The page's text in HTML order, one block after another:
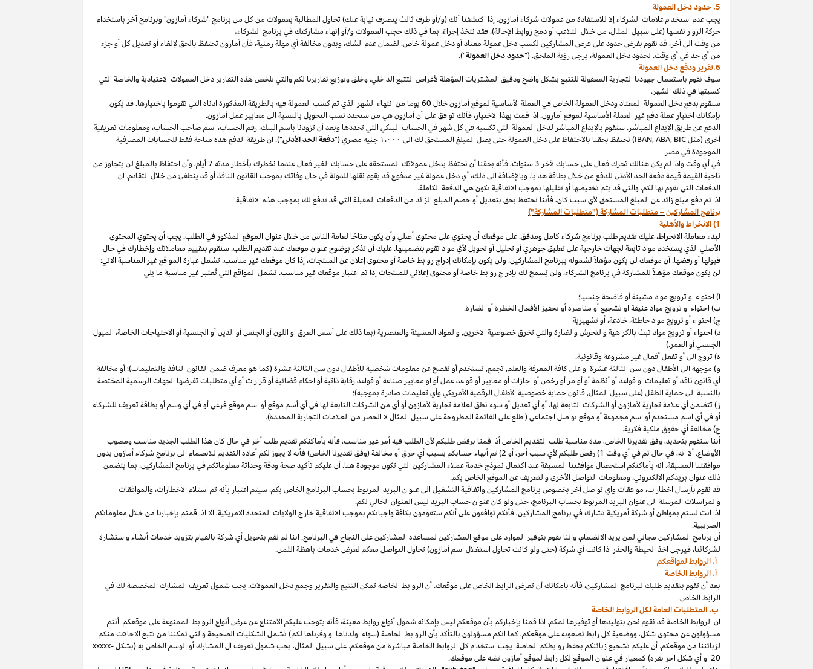
5. حدود دخل العمولة
يجب عدم استخدام علامات الشركاء إلا للاستفادة من عمولات شركاء أمازون. إذا اكتشفنا أنك (و/أو طرف ثالث يتصرف نيابة عنك) تحاول المطالبة بعمولات من كل من برنامج "شركاء أمازون" وبرنامج آخر باستخدام
حركة الزوار نفسها (على سبيل المثال، من خلال التلاعب أو دمج روابط الإحالة)، فقد نتخذ إجراءً، بما في ذلك حجب العمولات و/أو إنهاء مشاركتك في برنامج الشركاء.
من وقت الىأخر،قد نقوم بفرض حدود على فرص المشاركين لكسب دخل عمولة معتاد أو دخل عمولة خاص. لضمان عدم الشك،وبدون مخالفة أي مهلةزمنية،فأن أمازون تحتفظ بالحق لإلغاء أو تعديل كل أو جزء
من أي حد في أي وقت. لحدود دخل العمولة، يرجى رؤية الملحق. ("حدود دخل العمولة").
6.تقرير ودفع دخل العمولة
سوف نقوم باستعمال جهودنا التجارية المعقولة للتتبع بشكل واضح ودقيق المشتريات المؤهلة لأغراض التتبع الداخلي،وخلق وتوزيع تقاريرنا لكم والتي تلخص هذه التقارير دخل العمولات الاعتيادية والخاصة التي
كسبتها في ذلك الشهر.
سنقوم بدفع دخل العمولة المعتاد ودخل العمولة الخاص في العملة الأساسية لموقع أمازون خلال 60 يوما من انتهاء الشهر الذي تم كسب العمولة فيه بالطريقة المذكورة ادناه التي تقوموا باختيارها. قد يكون
بإمكانك اختيار عملة دفع غير العملة الأساسية لموقع أمازون. اذا قمت بهذا الاختيار،فأنك توافق على أن أمازون هي من ستحدد نسب التحويل بالنسبة الى معايير عمل أمازون.
الدفع عن طريق الإيداع المباشر. سنقوم بالإيداع المباشر لدخل العمولة التي تكسبه في كل شهر في الحساب البنكي التي تحددها وبعد أن تزودنا باسم البنك،رقم الحساب، اسم صاحب الحساب،ومعلومات تعريفية
أخرى (مثل
IBAN,ABA, BIC ) نحتفظ بحقنا بالاحتفاظ على دخل العمولة حتى يصل المبلغ المستحق لك الى ١٬٠٠٠ جنيه مصري("دفعة الحد الأدنى")
. انطريقة الدفعهذه متاحةفقط للحسابات المصرفية
الموجودةفي مصر.
في أي وقتواذا لم يكن هنالك تحرك فعال على حسابك لأخر 3 سنوات،فأنه بحقنا أن نحتفظ بدخل عمولاتك المستحقة على حسابك الغير فعالعندما نخطرك بأخطار مدته 7 أيام،وأن احتفاظ بالمبلغ لن يتجاوز من
ناحية القيمة قيمة دفعة الحد الأدنى للدفع من خلال بطاقة هدايا. وبالإضافة الىذلك،أي دخل عمولة غير مدفوع قد يقوم نقلها للدولة في حال وفاتك بموجب القانون النافذ أو قد ينطفئ من خلال التقادم. ان
الدفعات التي نقوم بها لكم،والتي قد يتم تخفيضها أو تقليلها بموجب الاتفاقية تكون هي الدفعة الكاملة.
اذا تم دفع مبلغ زائد عن المبلغ المستحق لأي سبب كان،فأننا نحتفظ بحق بتعديل أو خصم المبلغ الزائد من الدفعات المقبلة التي قد تدفع لك بموجب هذه الاتفاقية.
برنامج المشاركين – متطلبات المشاركة ("متطلبات المشاركة")
1) الانخراط والأهلية
لبدء معاملة الانخراط، عليك تقديم طلب برنامج شركاء كامل ومدقق. على موقعك أن يحتوي على محتوى أصلي وأن يكون متاحًا لعامة الناس من خلال عنوان الموقع المذكور في الطلب. يجب أن يحتوي المحتوى
الأصلي الذي يستخدم مواد تابعة لجهات خارجية على تعليق جوهري أو تحليل أو تحويل لأيّ مواد تقوم بتضمينها. عليك أن تذكر بوضوح عنوان موقعك عند تقديم الطلب. سنقوم بتقييم معاملاتك وإخطارك في حال
قبولها أو رفضها. أن موقعك لن يكون مؤهلاً لشموله ببرنامج المشاركين، ولن يكون بإمكانك إدراج روابط خاصة أو محتوى إعلان عن المنتجات، إذا كان موقعك غير مناسب. تشمل عبارة المواقع غير المناسبة الآتي:
لن يكون موقعك مؤهلاً للمشاركة في برنامج الشركاء، ولن يُسمح لك بإدراج روابط خاصة أو محتوى إعلاني للمنتجات إذا تم اعتبار موقعك غير مناسب. تشمل المواقع التي تُعتبر غير مناسبة ما يلي
ا) احتواء او ترويج مواد مشينة أو فاضحة جنسيا؛
ب) احتواء او ترويج موادعنيفة او تشجيع أو مناصرة أو تحفيز الأفعال الخطرة أو الضارة.
ج) احتواء أو ترويج موادخاطئة،خادعة،أو تشهيرية
د) احتواء أو ترويج مواد تبث بالكراهية والتحرش والضارة والتي تخرق خصوصية الاخرين,والمواد المسيئة والعنصرية (بما ذلك على أسس العرق او اللون أو الجنس أو الدين أو الجنسية أو الاحتياجات الخاصة، الميول
الجنسي أو العمر.)
ه) تروج الى أو تفعل أفعال غير مشروعة وقانونية.
و) موجهة الى الأطفال دون سن الثالثة عشرة او على كافة المعرفة والعلم, تجمع, تستخدم أو تفصح عن معلومات شخصية للأطفال دون سن الثالثة عشرة (كما هو معرف ضمن القانون النافذ والتعليمات)؛ أو مخالفة
أي قانون نافذ أو تعليمات او قواعد أو أنظمة أو أوامر أو رخص أو اجازات أو معايير أو قواعد عمل أو او معايير صناعة أو قواعد رقابة ذاتية أو احكام قضائية أو قرارات أو أي متطلبات تفرضها الجهات الرسمية المختصة
بالنسبة الى حماية الطفل (على سبيل المثال, قانون حماية خصوصية الأطفال الرقمية الأمريكي وأي تعليمات صادرة بموجبه)؛
ز) تتضمن أي علامة تجارية لأمازون أو الشركات التابعة لها،أو أي تعديل أو سوء نطق لعلامة تجارية لأمازون أو أي من الشركات التابعة لها في أي أسم موقع أو اسم موقع فرعي أو في أي وسم أو بطاقة تعريف للشركاء
أو في أي اسم مستخدم أو اسم مجموعة أو موقع تواصل اجتماعي (اطلع على القائمة المطروحة على سبيل المثال لا الحصر من العلامات التجارية المحددة).
ح) مخالفة أي حقوق ملكية فكرية.
أننا سنقوم بتحديد،وفق تقديرنا الخاص، مدة مناسبة طلب التقديم الخاص أذا قمنا برفض طلبكم لأن الطلب فيه أمر غير مناسب،فأنه بأماكنكم تقديم طلب أخر في حال كان هذا الطلب الجديد مناسب ومصوب
الأوضاع. ألا انه،في حال تم في أي وقت 1) رفض طلبكم لأي سبب أخر،أو 2) تم أنهاء حسابكم بسبب أي خرق أو مخالفة (وفق تقديرنا الخاص)فأنه لا يجوز لكم أعادة التقديم للانضمام الى برنامج شركاء أمازون بدون
موافقتنا المسبقة. انه بأماكنكم استحصال موافقتنا المسبقة عند اكتمال نموذج خدمة عملاء المشاركين التي تكون موجودة هنا. أن عليكم تأكيد صحة ودقة وحداثة معلوماتكم في برنامج المشاركين، بما يتضمن
ذلك عنوان بريدكم الالكتروني،ومعلومات التواصل الأخرى والتعريف عن الموقع الخاص بكم.
قد نقوم بأرسال اخطارات، موافقات واي تواصل أخر بخصوص برنامج المشاركين واتفاقية التشغيل الى عنوان البريد المربوط بحساب البرنامج الخاص بكم. سيتم اعتبار بأنه تم استلام الاخطارات،والموافقات
والمراسلات المرسلة الى عنوان البريد المربوط بحساب البرنامج،حتى ولو كان عنوان حساب البريد ليس العنوان الحالي لكم.
اذا انت لستم بمواطن أو شركة أمريكية تشارك في برنامج المشاركين،فأنكم توافقون على أنكم ستقومون بكافة واجباتكم بموجب الاتفاقيةخارج الولايات المتحدة الامريكية، الا اذا قمتم بإخبارنا من خلال معلوماتكم
الضريبية.
أن برنامج المشاركين مجاني لمن يريد الانضمام،واننا نقوم بتوفير الموارد على موقع المشاركين لمساعدة المشاركين على النجاح في البرنامج. اننا لم نقم بتخويل أي شركة بالقيام بتزويد خدمات أنشاء واستشارة
لشركائنا،فيرجى اخذ الحيطة والحذر اذا كانت أي شركة (حتى ولو كانت تحاول استغلال اسم أمازون) تحاول التواصل معكم لعرض خدمات باهظة الثمن.
أ. الروابط لمواقعكم
أ. الروابط الخاصة
بعد أن تقوم بتقديم طلبك لبرنامج المشاركين،فأنه بامكانكأن تعرض الرابط الخاص على موقعك. أن الروابط الخاصة تمكن التتبع والتقرير وجمع دخل العمولات. يجب شمول تعريف المشارك المخصصة لك في
الرابط الخاص.
ب. المتطلبات العامة لكل الروابط الخاصة
ان الروابط الخاصة قد نقوم نحن بتوليدها أو توفيرها لمكم. اذا قمنا بإخباركم بأن موقعكم ليس بإمكانه شمول أنواع روابط معينة،فأنه يتوجب عليكم الامتناع عن عرض أنواع الروابط الممنوعة على موقعكم. أنتم
مسؤولون عن محتوىشكل،ووضعية كل رابط تضعونه على موقعكم، كما انكم مسؤولون بالتأكد بأن الروابط الخاصة (سوآءا ولدناها او وفرناها لكم) تشمل الشكليات الصحيحة والتي تمكننا من تتبع الاحالات منكم
لزبائننا من موقعكم. أن عليكم تشجيع زبائنكم بحفظ روابطكم الخاصة. يجب استخدام كل الروابط الخاصة مباشرة من موقعكم. على سبيل المثال، يجب شمول تعريف ال المشارك أو الوسم الخاص به (بشكلxxxxx-
20 او أي شكل اخر نقره) كمعيار في عنوان الموقع لكل رابط لموقع أمازون تضه على موقعك.